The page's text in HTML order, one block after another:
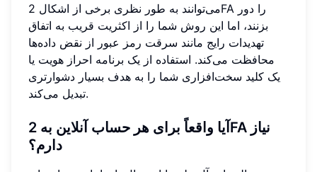
می‌توانند به طور نظری برخی از اشکال 2FA را دور
بزنند، اما این روش شما را از اکثریت قریب به اتفاق
تهدیدات رایج مانند سرقت رمز عبور از نقض داده‌ها
محافظت می‌کند. استفاده از یک برنامه احراز هویت یا
یک کلید سخت‌افزاری شما را به هدف بسیار دشوارتری
تبدیل می‌کند.
آیا واقعاً برای هر حساب آنلاین به 2FA نیاز
دارم؟